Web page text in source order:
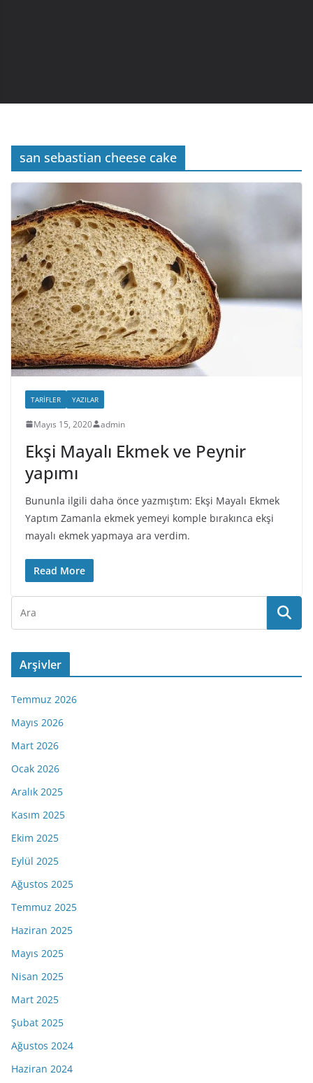
san sebastian cheese cake
TARIFLER YAZILAR
Mayıs 15, 2020 admin
Ekşi Mayalı Ekmek ve Peynir
yapımı
Bununla ilgili daha önce yazmıştım: Ekşi Mayalı Ekmek
Yaptım Zamanla ekmek yemeyi komple bırakınca ekşi
mayalı ekmek yapmaya ara verdim.
Read More
Arşivler
Temmuz 2026
Mayıs 2026
Mart 2026
Ocak 2026
Aralık 2025
Kasım 2025
Ekim 2025
Eylül 2025
Ağustos 2025
Temmuz 2025
Haziran 2025
Mayıs 2025
Nisan 2025
Mart 2025
Şubat 2025
Ağustos 2024
Haziran 2024